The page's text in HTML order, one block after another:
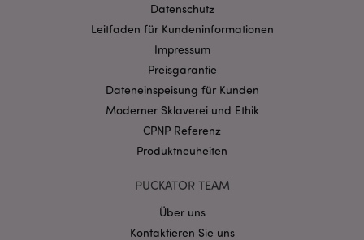
Datenschutz
Leitfaden für Kundeninformationen
Impressum
Preisgarantie
Dateneinspeisung für Kunden
Moderner Sklaverei und Ethik
CPNP Referenz
Produktneuheiten
PUCKATOR TEAM
Über uns
Kontaktieren Sie uns
mage-messages